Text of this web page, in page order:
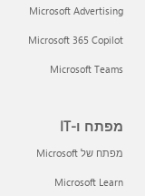
Microsoft Advertising
Microsoft 365 Copilot
Microsoft Teams
מפתח ו-IT
מפתח של Microsoft
Microsoft Learn